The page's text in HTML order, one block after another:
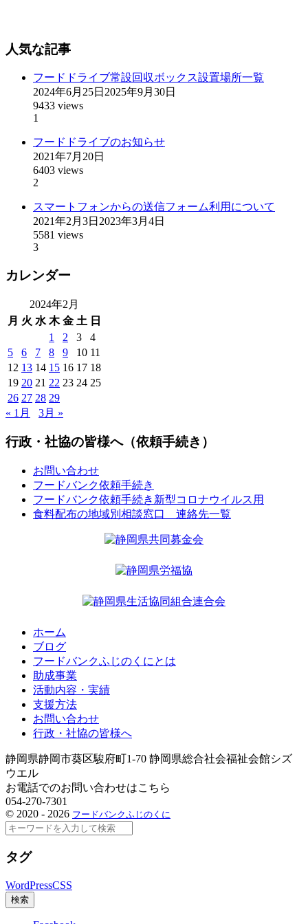
人気な記事
フードドライブ常設回収ボックス設置場所一覧
2024年6月25日 2025年9月30日
9433 views
1
フードドライブのお知らせ
2021年7月20日
6403 views
2
スマートフォンからの送信フォーム利用について
2021年2月3日 2023年3月4日
5581 views
3
カレンダー
2024年2月
月 火 水 木 金 土 日
1
2 3
4
5
6 7 8 9 10 11
12 13 14 15 16 17 18
19 20 21 22 23 24 25
26 27 28 29
« 1月
3月 »
行政・社協の皆様へ（依頼手続き）
お問い合わせ
フードバンク依頼手続き
フードバンク依頼手続き新型コロナウイルス用
食料配布の地域別相談窓口 連絡先一覧
ホーム
ブログ
フードバンクふじのくにとは
助成事業
活動内容・実績
支援方法
お問い合わせ
行政・社協の皆様へ
静岡県静岡市葵区駿府町1-70 静岡県総合社会福祉会館シズ
ウエル
お電話でのお問い合わせはこちら
054-270-7301
© 2020 - 2026 フードバンクふじのくに
検
タグ
WordPressCSS
検索